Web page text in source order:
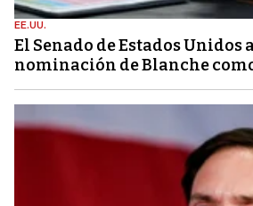
EE.UU.
El Senado de Estados Unidos
nominación de Blanche